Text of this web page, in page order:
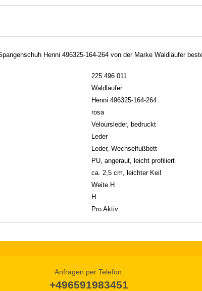
Henni 496325-164-264 von der Marke Waldläufer
225 496 011
Waldläufer
Henni 496325-164-264
rosa
Veloursleder, bedruckt
Leder
Leder, Wechselfußbett
PU, angeraut, leicht profiliert
ca. 2,5 cm, leichter Keil
Weite H
H
Pro Aktiv
Anfragen per Telefon:
+496591983451